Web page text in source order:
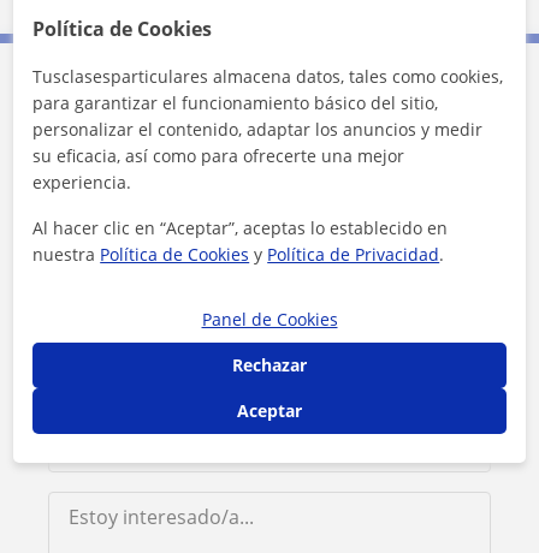
Contacta con June
Tarifa
1ª clase gratis
Política de Cookies
Tusclasesparticulares almacena datos, tales como cookies,
para garantizar el funcionamiento básico del sitio,
personalizar el contenido, adaptar los anuncios y medir
su eficacia, así como para ofrecerte una mejor
experiencia.
Al hacer clic en “Aceptar”, aceptas lo establecido en
nuestra Política de Cookies y Política de Privacidad.
Panel de Cookies
Rechazar
Aceptar